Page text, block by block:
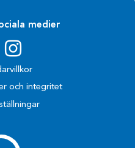
medier
och integritet